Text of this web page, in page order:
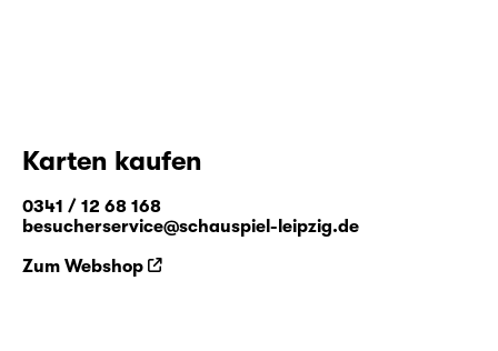
Karten kaufen
0341 / 12 68 168
besucherservice@schauspiel-leipzig.de
Zum Webshop